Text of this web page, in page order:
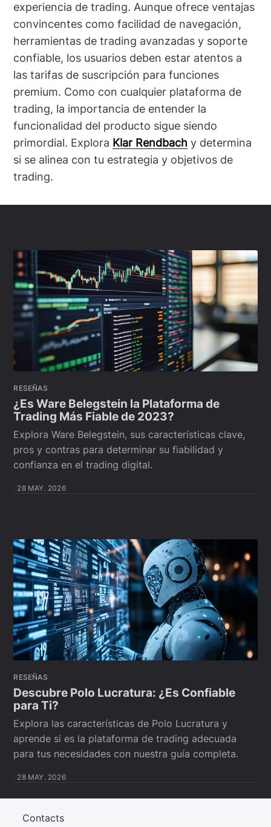
experiencia de trading. Aunque ofrece ventajas
convincentes como facilidad de navegación,
herramientas de trading avanzadas y soporte
confiable, los usuarios deben estar atentos a
las tarifas de suscripción para funciones
premium. Como con cualquier plataforma de
trading, la importancia de entender la
funcionalidad del producto sigue siendo
primordial. Explora Klar Rendbach y determina
si se alinea con tu estrategia y objetivos de
trading.
RESEÑAS
¿Es Ware Belegstein la Plataforma de
Trading Más Fiable de 2023?
Explora Ware Belegstein, sus características clave,
pros y contras para determinar su fiabilidad y
confianza en el trading digital.
28 MAY. 2026
RESEÑAS
Descubre Polo Lucratura: ¿Es Confiable
para Ti?
Explora las características de Polo Lucratura y
aprende si es la plataforma de trading adecuada
para tus necesidades con nuestra guía completa.
28 MAY. 2026
Contacts